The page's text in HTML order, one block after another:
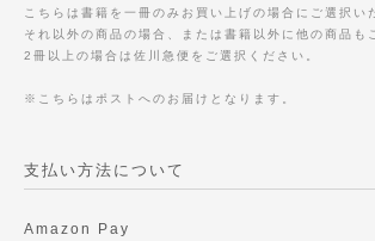
こちらは書籍を一冊のみお買い上げの場合にご選択い
それ以外の商品の場合、または書籍以外に他の商品も
2冊以上の場合は佐川急便をご選択ください。
※こちらはポストへのお届けとなります。
支払い方法について
Amazon Pay